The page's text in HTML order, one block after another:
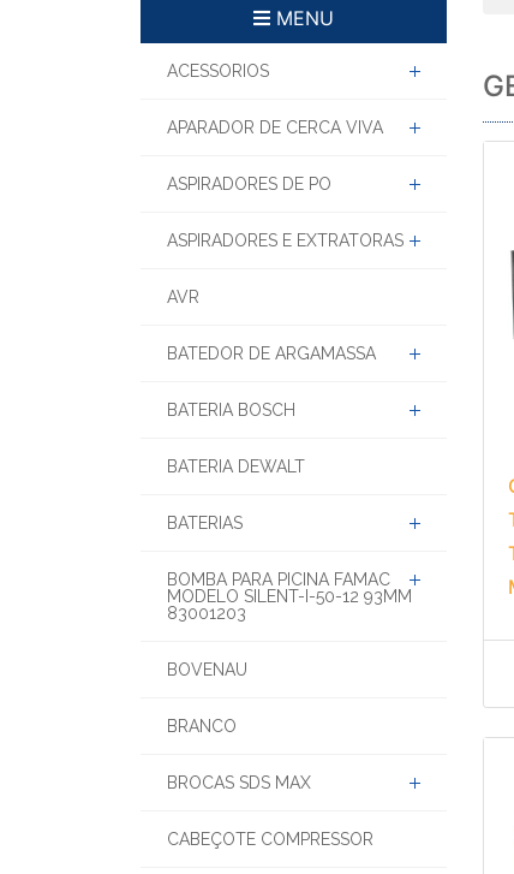
MENU
ACESSORIOS
APARADOR DE CERCA VIVA
ASPIRADORES DE PO
ASPIRADORES E EXTRATORAS
AVR
BATEDOR DE ARGAMASSA
BATERIA BOSCH
BATERIA DEWALT
BATERIAS
BOMBA PARA PICINA FAMAC
MODELO SILENT-I-50-12 93MM
83001203
BOVENAU
BRANCO
BROCAS SDS MAX
CABEÇOTE COMPRESSOR